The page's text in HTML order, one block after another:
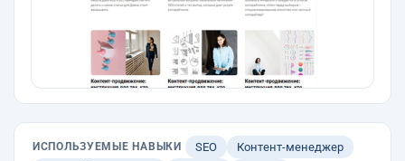
ИСПОЛЬЗУЕМЫЕ НАВЫКИ SEO
Контент-менеджер